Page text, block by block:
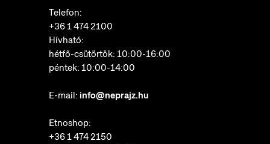
Telefon:
+36 1 474 2100
Hívható:
hétfő-csütörtök: 10:00-16:00
péntek: 10:00-14:00
E-mail: info@neprajz.hu
Etnoshop:
+36 1 474 2150